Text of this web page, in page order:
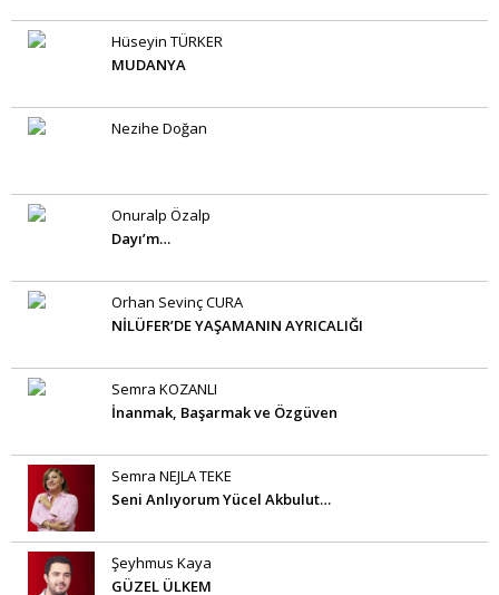
Hüseyin TÜRKER
MUDANYA
Nezihe Doğan
Onuralp Özalp
Dayı’m…
Orhan Sevinç CURA
NİLÜFER’DE YAŞAMANIN AYRICALIĞI
Semra KOZANLI
İnanmak, Başarmak ve Özgüven
Semra NEJLA TEKE
Seni Anlıyorum Yücel Akbulut…
Şeyhmus Kaya
GÜZEL ÜLKEM